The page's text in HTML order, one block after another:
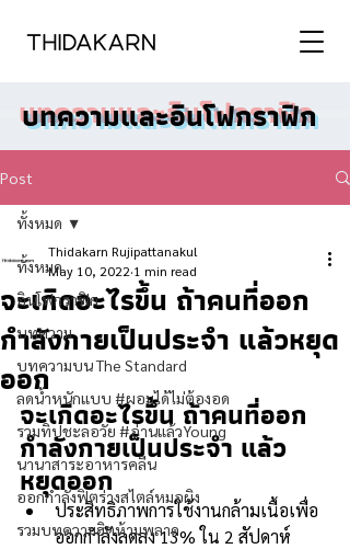
บทความและอินโฟกราฟิก
Post
ทั้งหมด
อินโฟกราฟิก
บทความ
บทความบน The Standard
ลดน้ำหนักแบบ #ผอมได้ไม่ต้องอด
รวมทิปชะลอวัย #อ่านแล้วYoung
นานาสาระอาหารคลีน
ออกกำลังฟิตร่างสไตล์หมอผิง
รวมบทความฮิตห้ามพลาด
ทั้งหมด
จะเกิดอะไรขึ้น ถ้าคนที่ออก
กำลังกายเป็นประจำ แล้วหยุด
ออก
Thidakarn Rujipattanakul
May 10, 2022 1 min read
จะเกิดอะไรขึ้น ถ้าคนที่ออก
กำลังกายเป็นประจำ แล้ว
หยุดออก
ประสิทธิภาพการใช้งานกล้ามเนื้อเพื่อ
ออกกำลังลดลง 13% ใน 2 สัปดาห์